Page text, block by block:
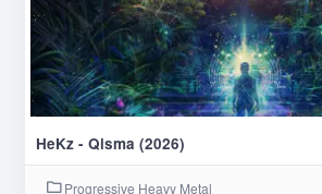
HeKz - Qisma (2026)
Progressive Heavy Metal